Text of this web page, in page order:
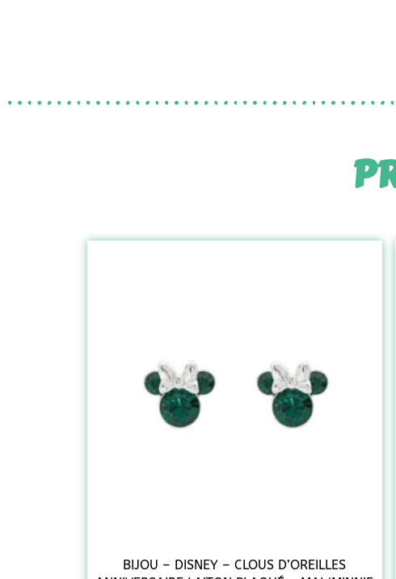
BIJOU – DISNEY – CLOUS D’OREILLES